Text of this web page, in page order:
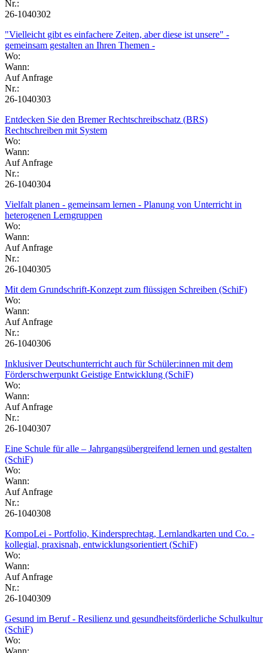
Nr.:
26-1040302
"Vielleicht gibt es einfachere Zeiten, aber diese ist unsere" -
gemeinsam gestalten an Ihren Themen -
Wo:
Wann:
Auf Anfrage
Nr.:
26-1040303
Entdecken Sie den Bremer Rechtschreibschatz (BRS)
Rechtschreiben mit System
Wo:
Wann:
Auf Anfrage
Nr.:
26-1040304
Vielfalt planen - gemeinsam lernen - Planung von Unterricht in
heterogenen Lerngruppen
Wo:
Wann:
Auf Anfrage
Nr.:
26-1040305
Mit dem Grundschrift-Konzept zum flüssigen Schreiben (SchiF)
Wo:
Wann:
Auf Anfrage
Nr.:
26-1040306
Inklusiver Deutschunterricht auch für Schüler:innen mit dem
Förderschwerpunkt Geistige Entwicklung (SchiF)
Wo:
Wann:
Auf Anfrage
Nr.:
26-1040307
Eine Schule für alle – Jahrgangsübergreifend lernen und gestalten
(SchiF)
Wo:
Wann:
Auf Anfrage
Nr.:
26-1040308
KompoLei - Portfolio, Kindersprechtag, Lernlandkarten und Co. -
kollegial, praxisnah, entwicklungsorientiert (SchiF)
Wo:
Wann:
Auf Anfrage
Nr.:
26-1040309
Gesund im Beruf - Resilienz und gesundheitsförderliche Schulkultur
(SchiF)
Wo:
Wann: